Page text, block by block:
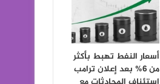
أسعار النفط تهبط بأكثر
من 6% بعد إعلان ترامب